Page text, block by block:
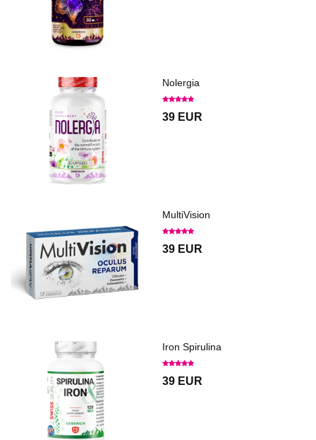
Nolergia
39 EUR
MultiVision
39 EUR
Iron Spirulina
39 EUR